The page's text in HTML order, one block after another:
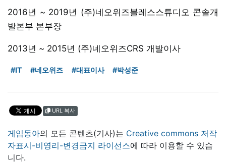
2016년 ~ 2019년 (주)네오위즈블레스스튜디오 콘솔개
발본부 본부장
2013년 ~ 2015년 (주)네오위즈CRS 개발이사
#IT #네오위즈 #대표이사 #박성준
URL 복사
게임동아의 모든 콘텐츠(기사)는 Creative commons 저작
자표시-비영리-변경금지 라이선스에 따라 이용할 수 있습
니다.